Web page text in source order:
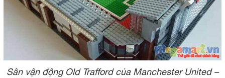
Sân vận động Old Trafford của Manchester United –